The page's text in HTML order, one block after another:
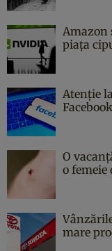
Amazon
piața
Atenție
O
o femeie
mare